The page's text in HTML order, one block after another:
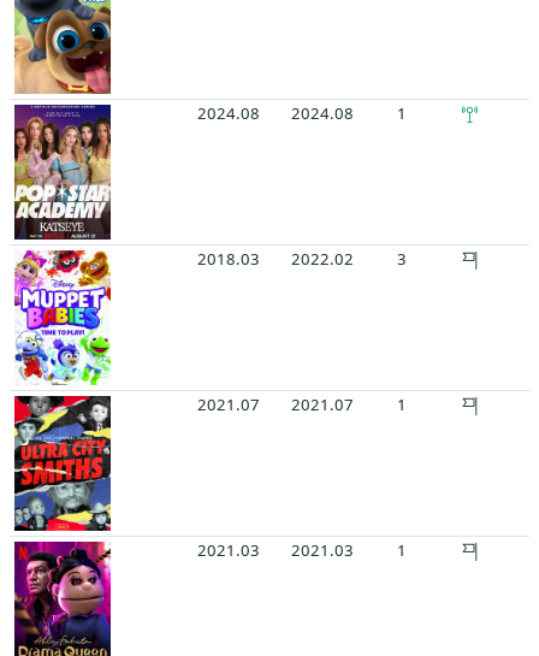
2024.08 2024.08 1
2018.03 2022.02 3
2021.07 2021.07 1
2021.03 2021.03 1